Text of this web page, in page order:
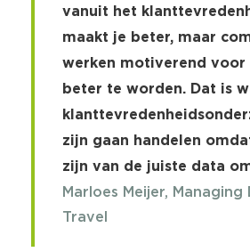
vanuit het
maakt je beter, maar
werken motiverend
beter te worden. Dat is
zijn gaan handelen
zijn van de juiste data
Marloes Meijer,
Travel